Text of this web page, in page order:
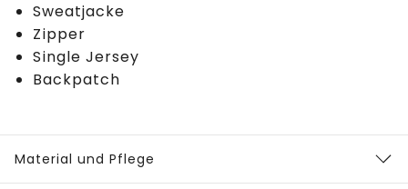
Sweatjacke
Zipper
Single Jersey
Backpatch
Material und Pflege